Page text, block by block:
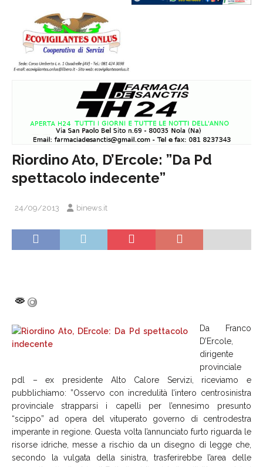
Riordino Ato, D’Ercole: ”Da Pd
spettacolo indecente”
24/09/2013 binews.it
Da Franco
D’Ercole,
dirigente
provinciale
pdl – ex presidente Alto Calore Servizi, riceviamo e
pubblichiamo: ”Osservo con incredulità l’intero centrosinistra
provinciale strapparsi i capelli per l’ennesimo presunto
“scippo” ad opera del vituperato governo di centrodestra
imperante in regione. Questa volta l’annunciato furto riguarda le
risorse idriche, messe a rischio da un disegno di legge che,
secondo la vulgata della sinistra, trasferirebbe l’area delle